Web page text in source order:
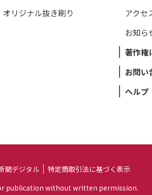
』（共著、丸善出版）、『マーケティ
学部卒業。1988年より翻訳に従事。
済教室』（ダイヤモンド社）、『コト
オリジナル抜き刷り
アクセ
お知ら
著作権
お問い
ヘルプ
聞デジタル
特定商取引法に基づく表示
publication without written permission.